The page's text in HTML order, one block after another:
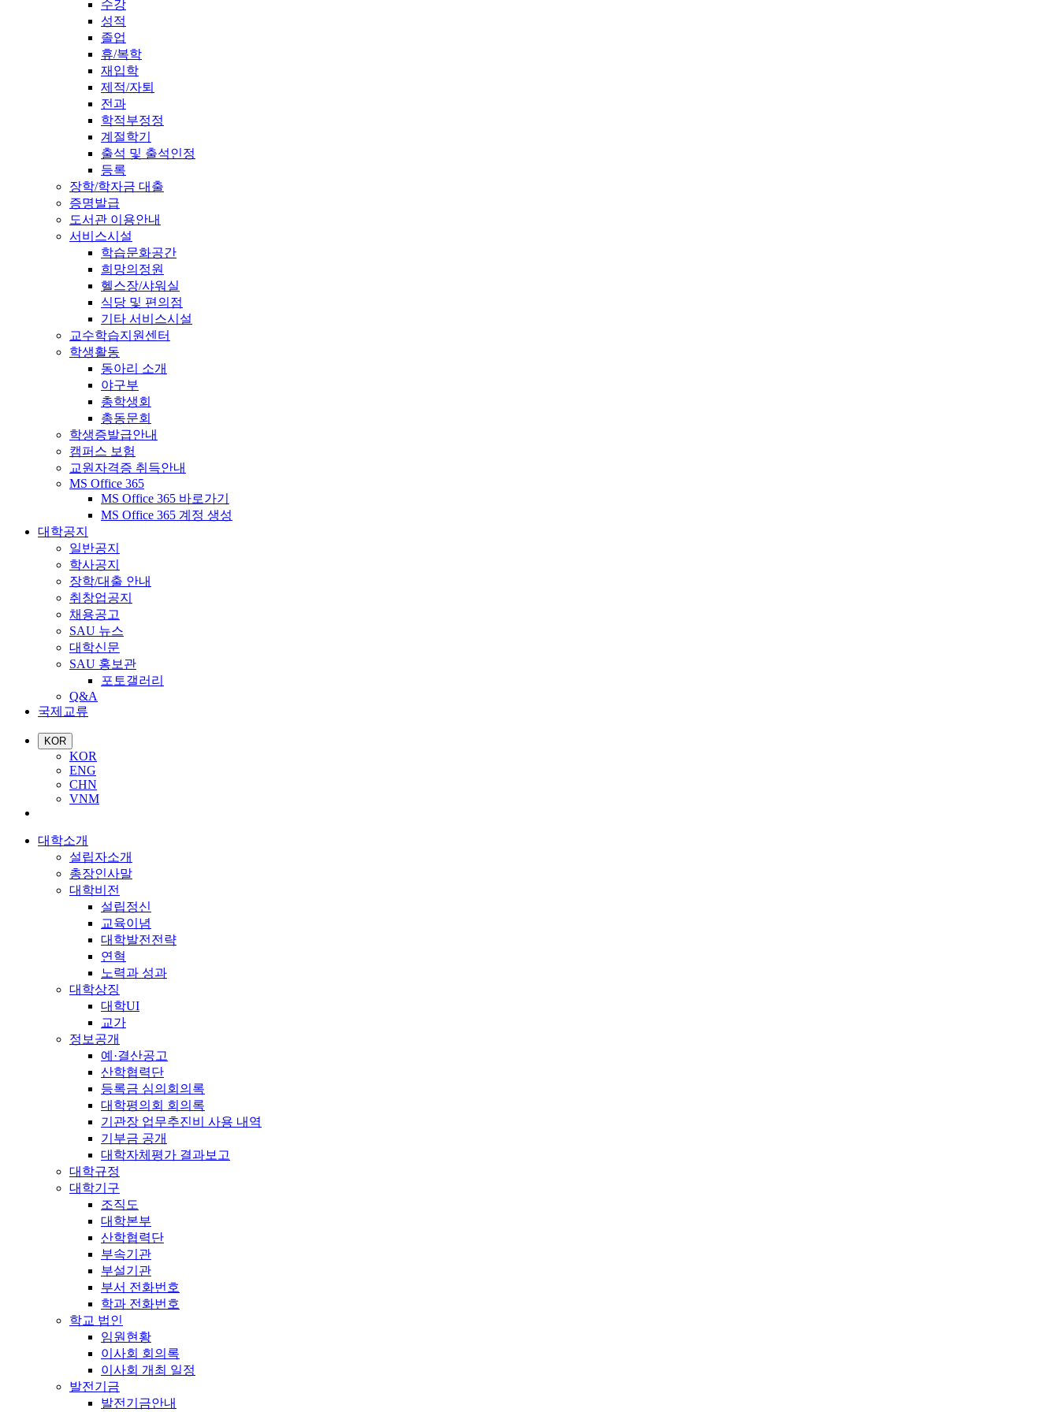
수강
성적
졸업
휴/복학
재입학
제적/자퇴
전과
학적부정정
계절학기
출석 및 출석인정
등록
장학/학자금 대출
증명발급
도서관 이용안내
서비스시설
학습문화공간
희망의정원
헬스장/샤워실
식당 및 편의점
기타 서비스시설
교수학습지원센터
학생활동
동아리 소개
야구부
총학생회
총동문회
학생증발급안내
캠퍼스 보험
교원자격증 취득안내
MS Office 365
MS Office 365 바로가기
MS Office 365 계정 생성
대학공지
일반공지
학사공지
장학/대출 안내
취창업공지
채용공고
SAU 뉴스
대학신문
SAU 홍보관
포토갤러리
Q&A
국제교류
KOR
KOR
ENG
CHN
VNM
대학소개
설립자소개
총장인사말
대학비전
설립정신
교육이념
대학발전전략
연혁
노력과 성과
대학상징
대학UI
교가
정보공개
예·결산공고
산학협력단
등록금 심의회의록
대학평의회 회의록
기관장 업무추진비 사용 내역
기부금 공개
대학자체평가 결과보고
대학규정
대학기구
조직도
대학본부
산학협력단
부속기관
부설기관
부서 전화번호
학과 전화번호
학교 법인
임원현황
이사회 회의록
이사회 개최 일정
발전기금
발전기금안내